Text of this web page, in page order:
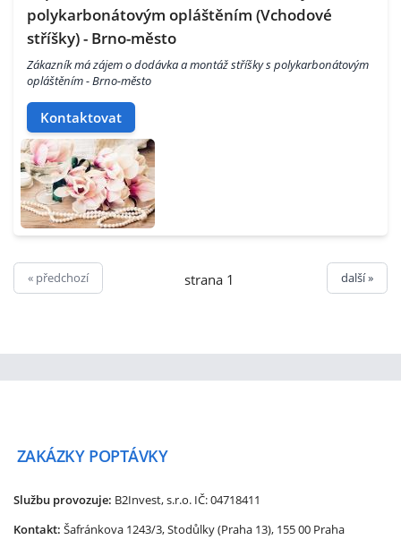
polykarbonátovým opláštěním (Vchodové
stříšky) - Brno-město
Zákazník má zájem o dodávka a montáž stříšky s polykarbonátovým
opláštěním - Brno-město
Kontaktovat
« předchozí strana 1 další »
ZAKÁZKY POPTÁVKY
Službu provozuje: B2Invest, s.r.o. IČ: 04718411
Kontakt: Šafránkova 1243/3, Stodůlky (Praha 13), 155 00 Praha